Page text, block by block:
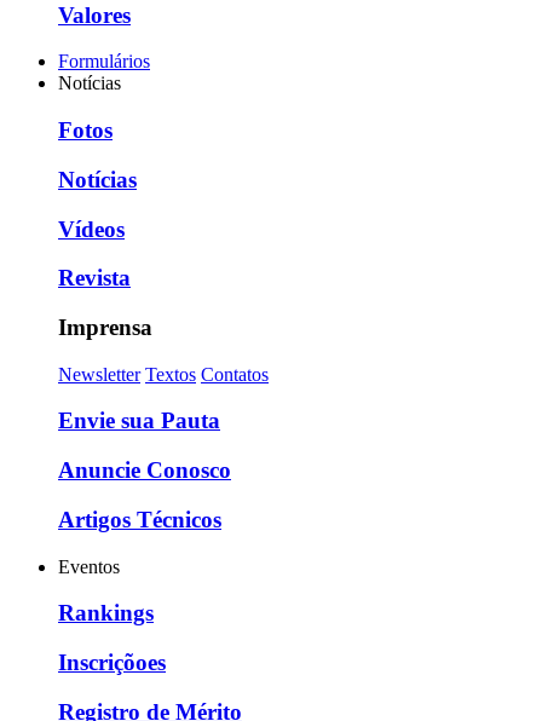
Valores
Formulários
Notícias
Fotos
Notícias
Vídeos
Revista
Imprensa
Newsletter Textos Contatos
Envie sua Pauta
Anuncie Conosco
Artigos Técnicos
Eventos
Rankings
Inscriçõoes
Registro de Mérito